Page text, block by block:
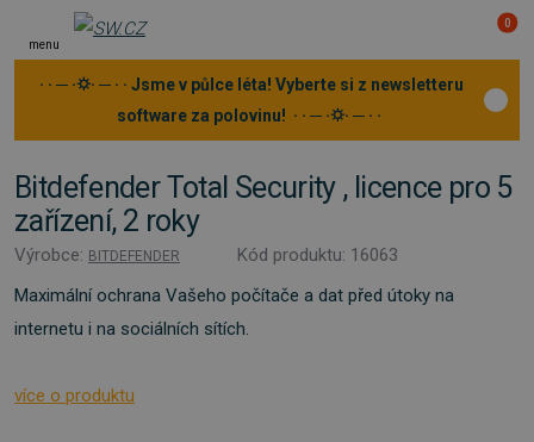
menu
0
· · ─ ·⛭· ─ · · Jsme v půlce léta! Vyberte si z newsletteru
software za polovinu! · · ─ ·⛭· ─ · ·
Bitdefender Total Security , licence pro 5
zařízení, 2 roky
Výrobce: BITDEFENDER
Kód produktu: 16063
Maximální ochrana Vašeho počítače a dat před útoky na
internetu i na sociálních sítích.
více o produktu